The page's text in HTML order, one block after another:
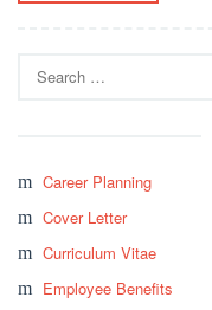
for:
Career Planning
Cover Letter
Curriculum Vitae
Employee Benefits